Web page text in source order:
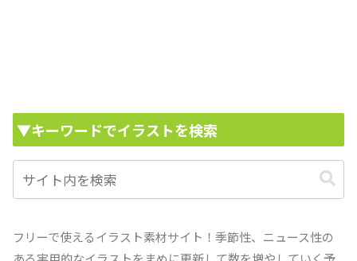
▼キーワードでイラストを検索
フリーで使えるイラスト素材サイト！季節性、ニュース性の